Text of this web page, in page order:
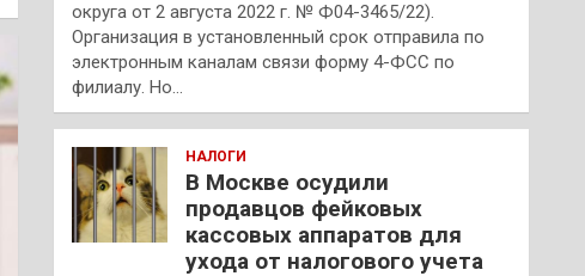
округа от 2 августа 2022 г. № Ф04-3465/22).
Организация в установленный срок отправила по
электронным каналам связи форму 4-ФСС по
филиалу. Но…
НАЛОГИ
В Москве осудили
продавцов фейковых
кассовых аппаратов для
ухода от налогового учета